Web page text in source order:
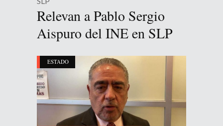
Relevan a Pablo Sergio
Aispuro del INE en SLP
ESTADO